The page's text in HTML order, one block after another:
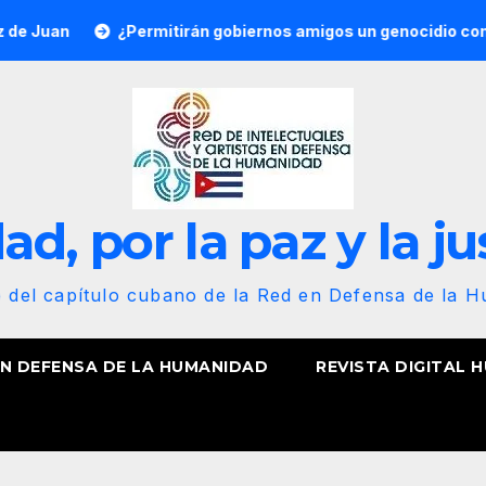
¿Permitirán gobiernos amigos un genocidio contra Cuba? Por
por la paz y la
del capítulo cubano de la Red en Defensa de la
DEFENSA DE LA HUMANIDAD REVISTA DIGITAL